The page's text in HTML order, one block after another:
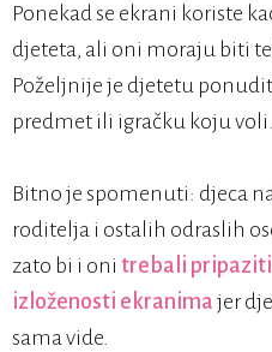
Ponekad se ekrani koriste
djeteta, ali oni moraju biti
Poželjnije je djetetu
predmet ili igračku koju voli.
Bitno je spomenuti: djeca
roditelja i ostalih odraslih
zato bi i oni trebali
izloženosti ekranima jer
sama vide.